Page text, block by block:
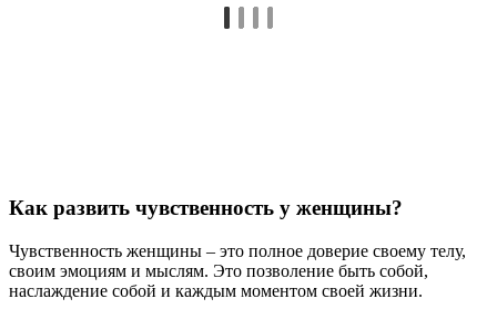
Как развить чувственность у женщины?
Чувственность женщины – это полное доверие своему телу,
своим эмоциям и мыслям. Это позволение быть собой,
наслаждение собой и каждым моментом своей жизни.